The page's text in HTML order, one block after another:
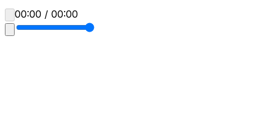
00:00 / 00:00